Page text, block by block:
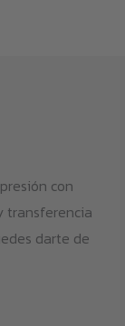
con
transferencia
darte de